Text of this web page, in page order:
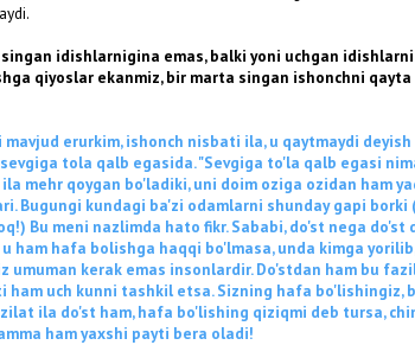
qat’iyat va shijoat yo‘lida ulg‘ayayotgan yosh
SAYFULLAYEV LAZIZBEK
bera olgan, dardni ko‘tara olgan insondir. Axir yordamni
turgan chog‘ida ham sizni yelkadosh tutgan inson —
bo'lar ekan, ishonch ular muhabbati ila albatta
yirtilgan qogozni ham yana butun holiga keltira oladi.
Shu bilan birga, an’anaviy